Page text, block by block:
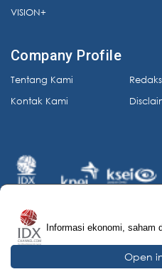
VISION+
Company Profile
Tentang Kami
Kontak Kami
© 2026 IDX
Informasi ekonomi, saham
Open